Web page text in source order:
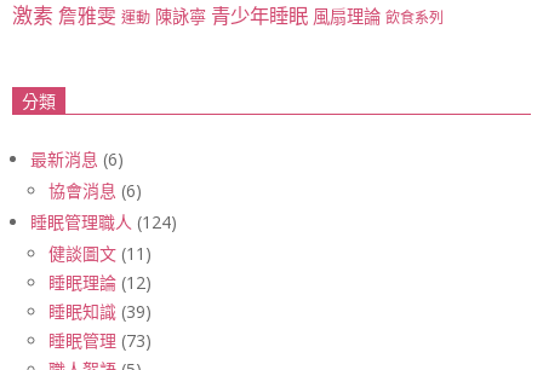
激素詹雅雯 運動 陳詠寧 青少年睡眠 風扇理論 飲食系列
分類
最新消息 (6)
協會消息 (6)
睡眠管理職人 (124)
健談圖文 (11)
睡眠理論 (12)
睡眠知識 (39)
睡眠管理 (73)